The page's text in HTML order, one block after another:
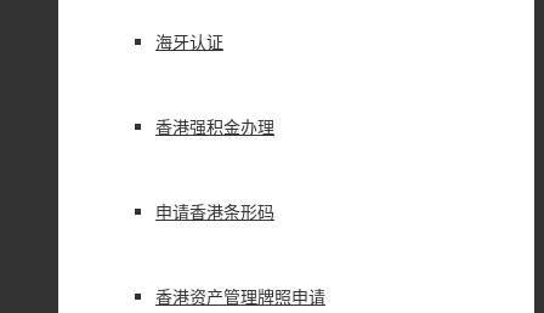
海牙认证
香港强积金办理
申请香港条形码
香港资产管理牌照申请